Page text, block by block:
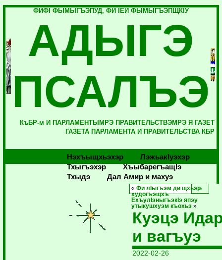
ФИФI ФЫМЫГЪЭПУД, ФИ IЕЙ ФЫМЫГЪЭПЩКIУ
АДЫГЭ
ПСАЛЪЭ
КъБР-м И ПАРЛАМЕНТЫМРЭ ПРАВИТЕЛЬСТВЭМРЭ Я ГАЗЕТ
ГАЗЕТА ПАРЛАМЕНТА И ПРАВИТЕЛЬСТВА КБР
Нэхъыщхьэхэр
Лэжьакlуэхэр
Тхыгъэхэр
Хъыбарегъащlэ
Тхыдэ
Дал Амир и махуэ
«Фи лIыгъэм ди щхьэр
худогъэщхъ
ЕхъулIэныгъэкIэ япэу
утыкушхуэм къохьэ »
Куэцэ
и вагъуэ
2022-02-26